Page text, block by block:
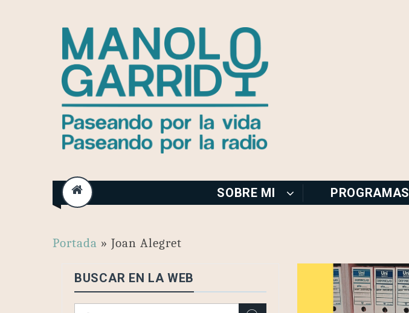
content
SOBRE MI PROGRAMAS
Portada » Joan Alegret
BUSCAR EN LA WEB